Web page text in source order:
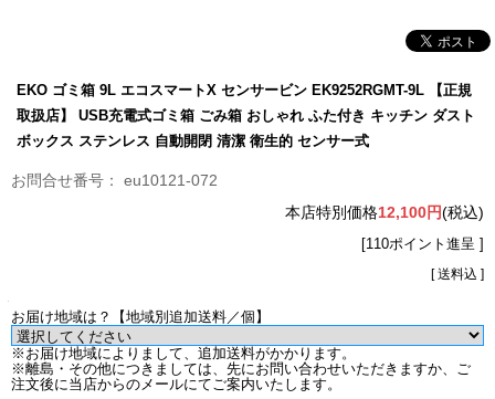
EKO ゴミ箱 9L エコスマートX センサービン EK9252RGMT-9L 【正規
取扱店】 USB充電式ゴミ箱 ごみ箱 おしゃれ ふた付き キッチン ダスト
ボックス ステンレス 自動開閉 清潔 衛生的 センサー式
eu10121-072
本店特別価格12,100円(税込)
[110ポイント進呈 ]
[ 送料込 ]
お届け地域は？【地域別追加送料／個】
※お届け地域によりまして、追加送料がかかります。
※離島・その他につきましては、先にお問い合わせいただきますか、ご
注文後に当店からのメールにてご案内いたします。